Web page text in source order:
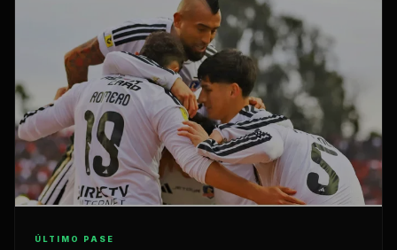
ÚLTIMO PASE